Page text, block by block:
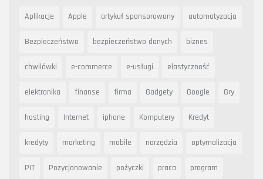
Aplikacje Apple artykuł sponsorowany automatyzacja
Bezpieczeństwo bezpieczeństwo danych biznes
chwilówki e-commerce e-usługi elastyczność
elektronika finanse firma Gadgety Google Gry
hosting Internet iphone Komputery Kredyt
kredyty marketing mobile narzędzia optymalizacja
PIT Pozycjonowanie pożyczki praca program